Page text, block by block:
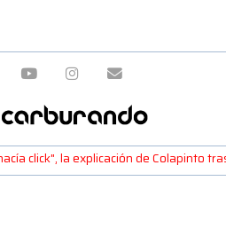
click", la explicación de Colapinto